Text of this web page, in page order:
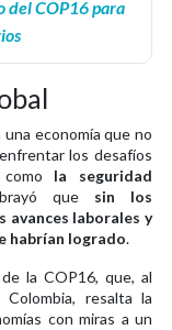
del COP16 para
una economía que no
los desafíos
la seguridad
que sin los
avances laborales y
habrían logrado.
la COP16, que, al
resalta la
con miras a un